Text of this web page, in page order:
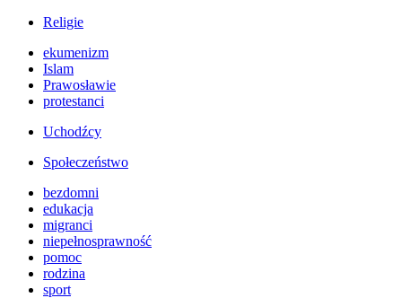
Religie
ekumenizm
Islam
Prawosławie
protestanci
Uchodźcy
Społeczeństwo
bezdomni
edukacja
migranci
niepełnosprawność
pomoc
rodzina
sport